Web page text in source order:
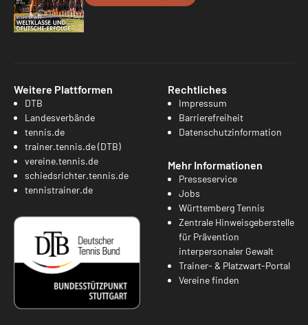
Weitere Plattformen
DTB
Landesverbände
tennis.de
trainer.tennis.de (DTB)
vereine.tennis.de
schiedsrichter.tennis.de
tennistrainer.de
Rechtliches
Impressum
Barrierefreiheit
Datenschutzinformation
Mehr Informationen
Presseservice
Jobs
Württemberg Tennis
Zentrale Hinweisgeberstelle
für Prävention
interpersonaler Gewalt
Trainer- & Platzwart-Portal
Vereine finden